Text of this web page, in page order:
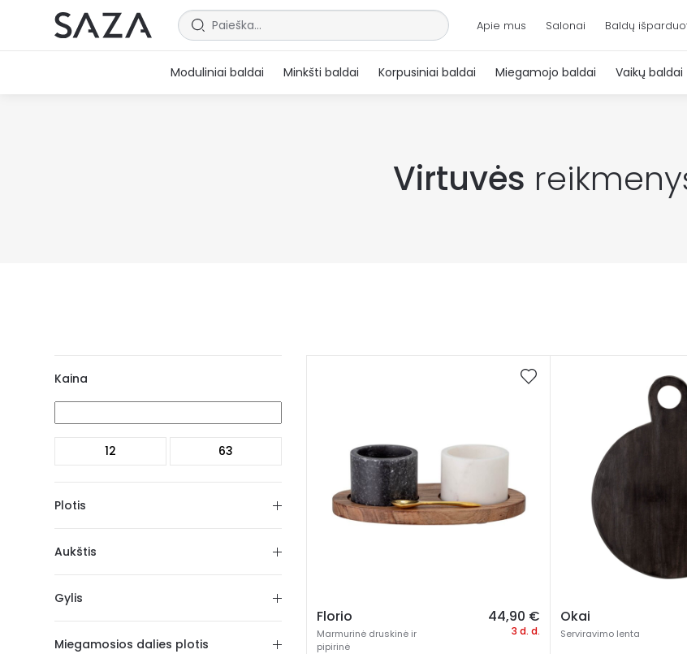
Apie mus Salonai Baldų
Moduliniai baldai Minkšti baldai Korpusiniai baldai Miegamojo baldai Vaikų baldai
Virtuvės
Kaina
Plotis
Aukštis
Gylis
Miegamosios dalies plotis
Florio
Marmurinė druskinė ir
pipirinė
44,90 €
3 d. d.
Okai
Serviravimo lenta